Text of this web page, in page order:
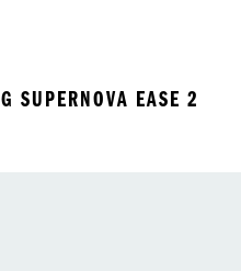
SUPERNOVA EASE 2